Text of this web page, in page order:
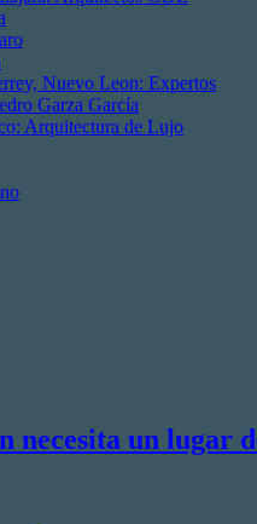
Nuevo Leon: Expertos
Garza García
Arquitectura de Lujo
necesita un lugar